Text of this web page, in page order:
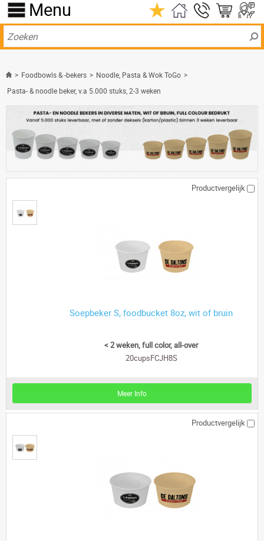
Menu
> Foodbowls & -bekers > Noodle, Pasta & Wok ToGo >
Pasta- & noodle beker, v.a 5.000 stuks, 2-3 weken
Productvergelijk
Soepbeker S, foodbucket 8oz, wit of bruin
< 2 weken, full color, all-over
20cupsFCJH8S
Meer Info
Productvergelijk